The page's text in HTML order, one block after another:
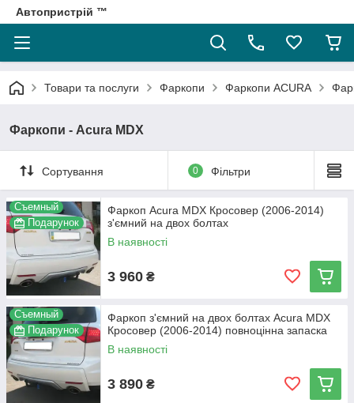
Автопристрій ™
Товари та послуги Фаркопи Фаркопи АCURA
Фаркопи - Acura MDX
Сортування 0 Фільтри
Съемный
Подарунок
Фаркоп Acura МDX Кросовер (2006-2014)
з'ємний на двох болтах
В наявності
3 960 ₴
Съемный
Подарунок
Фаркоп з'ємний на двох болтах Acura MDX
Кросовер (2006-2014) повноцінна запаска
В наявності
3 890 ₴